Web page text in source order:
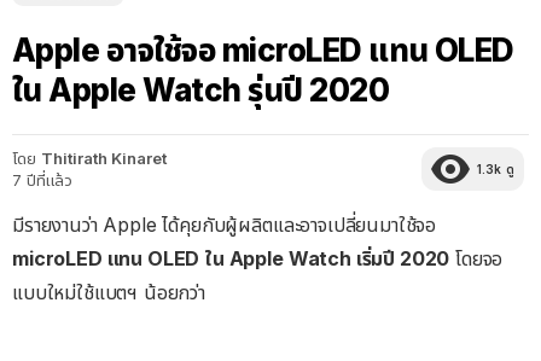
Apple อาจใช้จอ microLED แทน OLED
ใน Apple Watch รุ่นปี 2020
โดย Thitirath Kinaret
7 ปีที่แล้ว
1.3k ดู
มีรายงานว่า Apple ได้คุยกับผู้ผลิตและอาจเปลี่ยนมาใช้จอ
microLED แทน OLED ใน Apple Watch เริ่มปี 2020 โดยจอ
แบบใหม่ใช้แบตฯ น้อยกว่า